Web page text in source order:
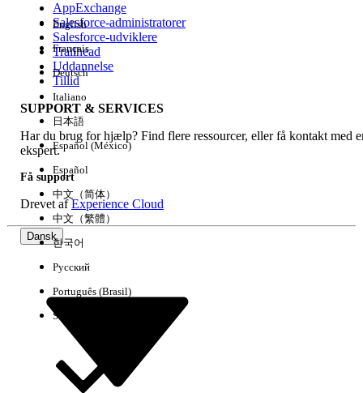
Experience
Ryd alle Udført
AppExchange
Salesforce-administratorer
Salesforce-udviklere
Trailhead
Uddannelse
Tillid
SUPPORT & SERVICES
Har du brug for hjælp? Find flere ressourcer, eller få kontakt med
ekspert.
Få support
Drevet afExperience Cloud
Dansk
English
Français
Deutsch
Italiano
日本語
Español (México)
Español
中文（简体）
中文（繁體）
한국어
Русский
Português (Brasil)
Suomi